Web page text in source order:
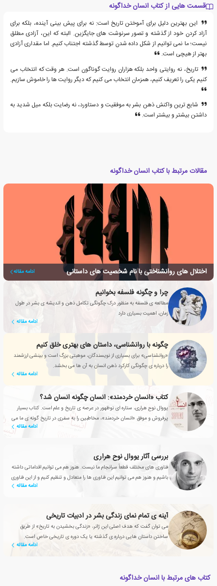
قسمت هایی از کتاب انسان خداگونه
این بهترین دلیل برای آموختن تاریخ است: نه برای پیش بینی آینده، بلکه برای
آزاد کردن خود از گذشته و تصور سرنوشت های جایگزین. البته که این، آزادی مطلق
نیست؛ ما نمی توانیم از شکل داده شدن توسط گذشته اجتناب کنیم. اما مقداری آزادی
بهتر از هیچی است.
تاریخ، نه روایتی واحد بلکه هزاران روایت گوناگون است. هر وقت که انتخاب می
کنیم یکی را تعریف کنیم، همزمان انتخاب می کنیم که دیگر روایت ها را خاموش سازیم.
شایع ترین واکنش ذهن بشر به موفقیت و دستاورد، نه رضایت بلکه میل شدید به
داشتن بیشتر و بیشتر است.
مقالات مرتبط با کتاب انسان خداگونه
اختلال های روانشناختی با نام شخصیت های داستانی ادامه مقاله
چرا و چگونه فلسفه بخوانیم
مطالعه ی فلسفه به منظور درک چگونگی تکامل ذهن و اندیشه ی بشر در طول
زمان، اهمیت بسیاری دارد
ادامه مقاله
چگونه با روانشناسی، داستان های بهتری خلق کنیم
«روانشناسی» برای بسیاری از نویسندگان، موهبتی بزرگ است و بینشی ارزشمند
را درباره ی چگونگی کارکرد ذهن انسان به آن ها می بخشد.
ادامه مقاله
کتاب «انسان خردمند»: انسان چگونه انسان شد؟
یووال نوح هراری، ستاره ای نوظهور در عرصه ی تاریخ و علم است. کتاب بسیار
پرفروش و موفق «انسان خردمند»، مخاطبین را به سفری در تاریخ گونه ی ما می
ادامه مقاله
بررسی آثار یووال نوح هراری
فناوری های مختلف قطعاً سرانجام ما نیست. هنوز هم می توانیم اقداماتی داشته
باشیم و هنوز هم می توانیم این فناوری ها را متعادل و تنظیم کنیم و از این فناوری
ادامه مقاله
آینه ی تمام نمای زندگی بشر در ادبیات تاریخی
می توان گفت که هدف اصلی این ژانر، «زندگی بخشیدن به تاریخ» از طریق
ساختن داستان هایی درباره ی گذشته یا یک دوره ی تاریخی خاص است.
ادامه مقاله
کتاب های مرتبط با انسان خداگونه